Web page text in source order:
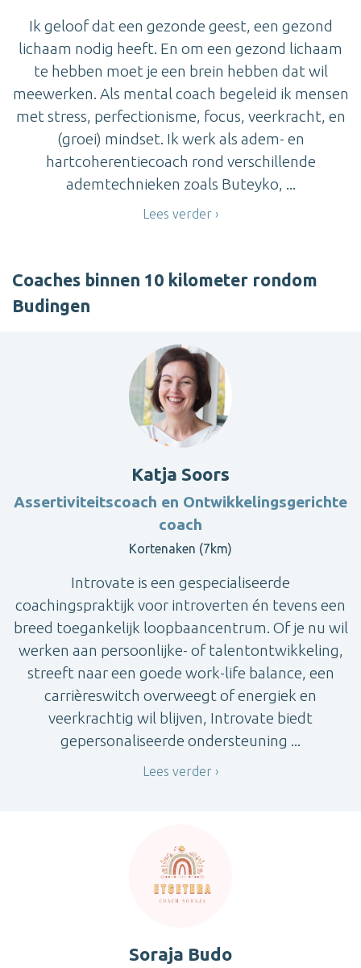
Ik geloof dat een gezonde geest, een gezond
lichaam nodig heeft. En om een gezond lichaam
te hebben moet je een brein hebben dat wil
meewerken. Als mental coach begeleid ik mensen
met stress, perfectionisme, focus, veerkracht, en
(groei) mindset. Ik werk als adem- en
hartcoherentiecoach rond verschillende
ademtechnieken zoals Buteyko, ...
Lees verder
Coaches binnen 10 kilometer rondom
Budingen
Katja Soors
Assertiviteitscoach en Ontwikkelingsgerichte
coach
Kortenaken (7km)
Introvate is een gespecialiseerde
coachingspraktijk voor introverten én tevens een
breed toegankelijk loopbaancentrum. Of je nu wil
werken aan persoonlijke- of talentontwikkeling,
streeft naar een goede work-life balance, een
carrièreswitch overweegt of energiek en
veerkrachtig wil blijven, Introvate biedt
gepersonaliseerde ondersteuning ...
Lees verder
Soraja Budo